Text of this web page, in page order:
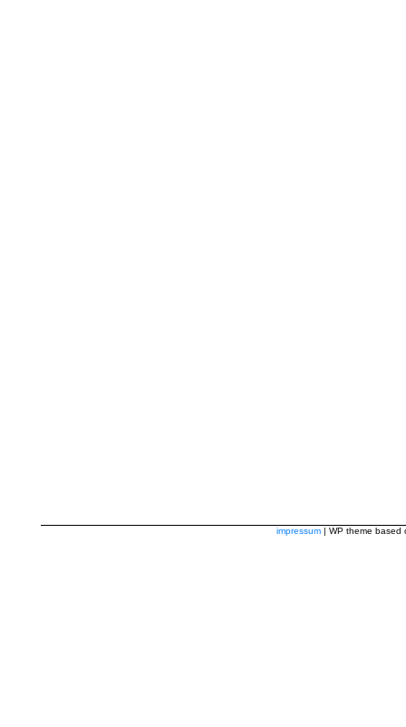
impressum | WP theme based